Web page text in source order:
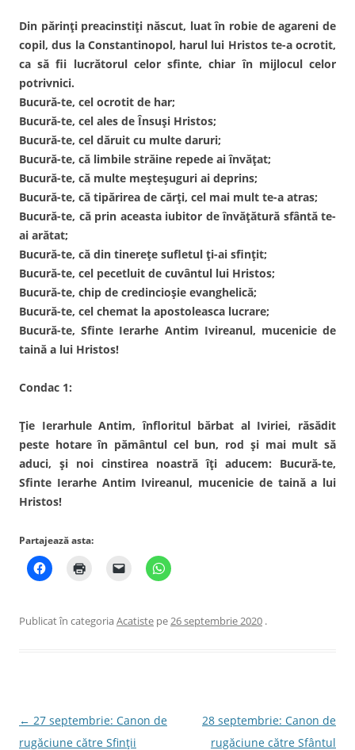
Din părinți preacinstiți născut, luat în robie de agareni de
copil, dus la Constantinopol, harul lui Hristos te-a ocrotit,
ca să fii lucrătorul celor sfinte, chiar în mijlocul celor
potrivnici.
Bucură-te, cel ocrotit de har;
Bucură-te, cel ales de Însuși Hristos;
Bucură-te, cel dăruit cu multe daruri;
Bucură-te, că limbile străine repede ai învățat;
Bucură-te, că multe meșteșuguri ai deprins;
Bucură-te, că tipărirea de cărți, cel mai mult te-a atras;
Bucură-te, că prin aceasta iubitor de învățătură sfântă te-
ai arătat;
Bucură-te, că din tinerețe sufletul ți-ai sfințit;
Bucură-te, cel pecetluit de cuvântul lui Hristos;
Bucură-te, chip de credincioșie evanghelică;
Bucură-te, cel chemat la apostoleasca lucrare;
Bucură-te, Sfinte Ierarhe Antim Ivireanul, mucenicie de
taină a lui Hristos!
Condac 1:
Ție Ierarhule Antim, înfloritul bărbat al Iviriei, răsădit
peste hotare în pământul cel bun, rod și mai mult să
aduci, și noi cinstirea noastră îți aducem: Bucură-te,
Sfinte Ierarhe Antim Ivireanul, mucenicie de taină a lui
Hristos!
Partajează asta:
Publicat în categoriaAcatiste pe26 septembrie 2020 .
Navigare
în
← 27 septembrie: Canon de
rugăciune către Sfinţii
28 septembrie: Canon de
rugăciune către Sfântul